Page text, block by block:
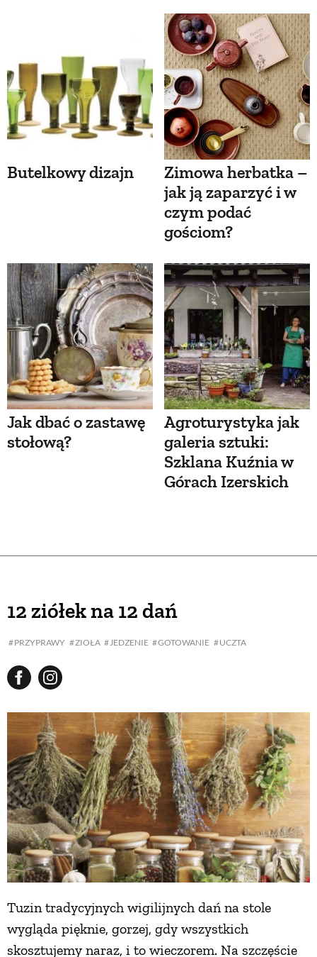
Butelkowy dizajn
Zimowa herbatka –
jak ją zaparzyć i w
czym podać
gościom?
Jak dbać o zastawę
stołową?
Agroturystyka jak
galeria sztuki:
Szklana Kuźnia w
Górach Izerskich
12 ziółek na 12 dań
PRZYPRAWY ZIOŁA JEDZENIE GOTOWANIE UCZTA
Tuzin tradycyjnych wigilijnych dań na stole
wygląda pięknie, gorzej, gdy wszystkich
skosztujemy naraz, i to wieczorem. Na szczęście